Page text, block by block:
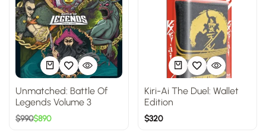
Unmatched: Battle Of
Legends Volume 3
$990$890
Kiri-Ai The Duel: Wallet
Edition
$320